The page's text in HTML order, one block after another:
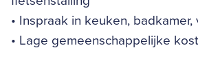
• Inspraak in keuken,
• Lage gemeenschappelijke